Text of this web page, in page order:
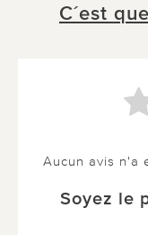
C´est
Aucun avis n'a
Soyez le